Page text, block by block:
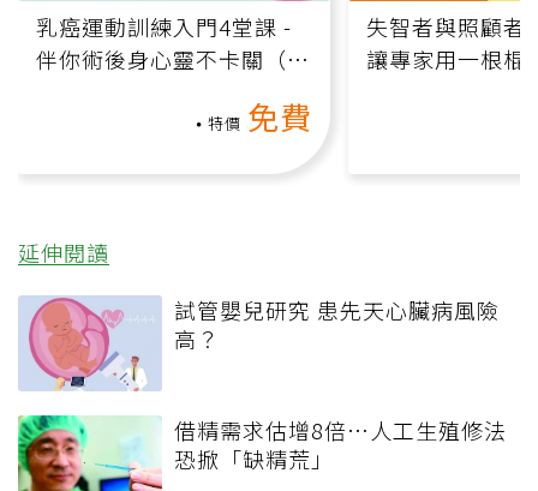
乳癌運動訓練入門4堂課 -
伴你術後身心靈不卡關（線
特價 免費
失智者與照顧者
讓專家用一根棍
延伸閱讀
試管嬰兒研究 患先天心臟病風險
高？
借精需求估增8倍…人工生殖修法
恐掀「缺精荒」